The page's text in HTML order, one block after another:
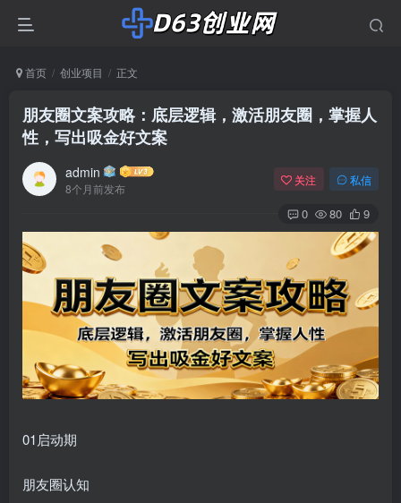
首页 创业项目 正文
朋友圈文案攻略：底层逻辑，激活朋友圈，掌握人
性，写出吸金好文案
admin
8个月前发布
关注 私信
0 80 9
01启动期
朋友圈认知